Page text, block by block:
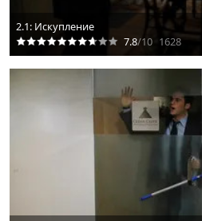
2.1: Искупление
7.8/10 1628